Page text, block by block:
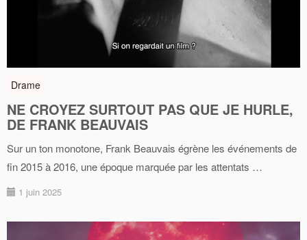
Drame
NE CROYEZ SURTOUT PAS QUE JE HURLE,
DE FRANK BEAUVAIS
Sur un ton monotone, Frank Beauvais égrène les événements de
fin 2015 à 2016, une époque marquée par les attentats …
1 juin 2025